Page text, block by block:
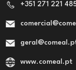
+351 271 221
www.comeal.pt